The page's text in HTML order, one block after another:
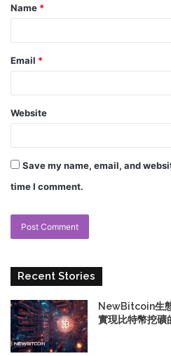
Name *
Email *
Website
Save my name, email, and
time I comment.
Recent Stories
NewBitcoin生
實現比特幣挖礦